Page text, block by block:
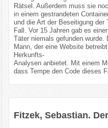
Rätsel. Außerdem muss sie
in einem gestrandeten
und die Art der Beseitigung der
Fall. Vor 15 Jahren gab es
Täter niemals gefunden wurde.
Mann, der eine Website
Herkunfts-
Analysen anbietet. Mit einem
dass Tempe den Code dieses
Fitzek, Sebastian.